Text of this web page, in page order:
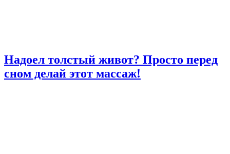
Надоел толстый живот? Просто перед
сном делай этот массаж!